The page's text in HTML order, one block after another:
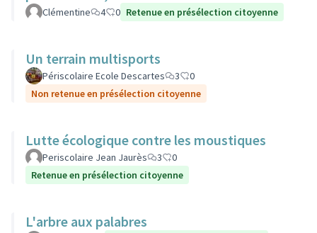
Clémentine 4 0 Retenue en présélection citoyenne
Un terrain multisports
Périscolaire Ecole Descartes 3
0
Non retenue en présélection citoyenne
Lutte écologique contre les moustiques
Periscolaire Jean Jaurès 3
0
Retenue en présélection citoyenne
L'arbre aux palabres